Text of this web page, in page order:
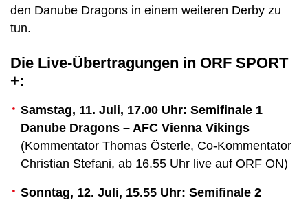
den Danube Dragons in einem weiteren Derby zu
tun.
Die Live-Übertragungen in ORF SPORT
+:
Samstag, 11. Juli, 17.00 Uhr: Semifinale 1
Danube Dragons – AFC Vienna Vikings
(Kommentator Thomas Österle, Co-Kommentator
Christian Stefani, ab 16.55 Uhr live auf ORF ON)
Sonntag, 12. Juli, 15.55 Uhr: Semifinale 2